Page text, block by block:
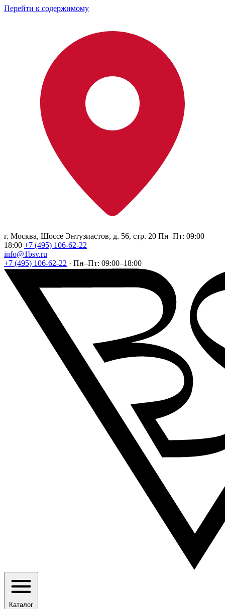
Перейти к содержимому
г. Москва, Шоссе Энтузиастов, д. 56, стр. 20 Пн–Пт: 09:00–
18:00 +7 (495) 106-62-22
info@1bsv.ru
+7 (495) 106-62-22 · Пн–Пт: 09:00–18:00
Каталог